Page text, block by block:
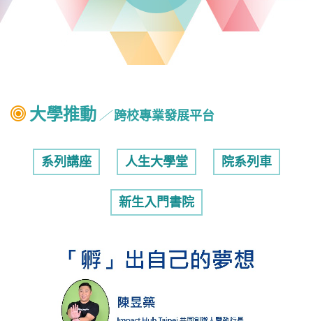
大學推動 ╱ 跨校專業發展平台
系列講座 人生大學堂 院系列車
新生入門書院